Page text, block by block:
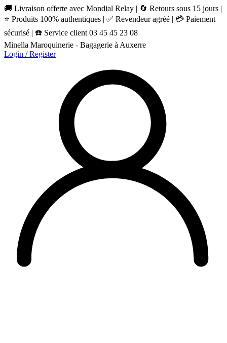
🚚 Livraison offerte avec Mondial Relay | 🔄 Retours sous 15 jours |
⭐ Produits 100% authentiques | ✅ Revendeur agréé | 💳 Paiement
sécurisé | ☎️ Service client 03 45 45 23 08
Minella Maroquinerie - Bagagerie à Auxerre
Login / Register